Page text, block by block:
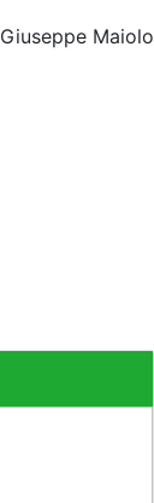
Giuseppe Maiolo